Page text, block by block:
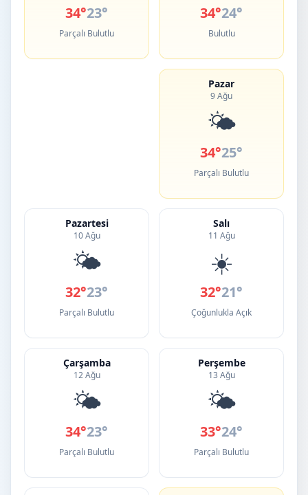
34°23°
Parçalı Bulutlu
34°24°
Bulutlu
Pazar
9 Ağu
🌤️
34°25°
Parçalı Bulutlu
Pazartesi
10 Ağu
🌤️
32°23°
Parçalı Bulutlu
Salı
11 Ağu
☀️
32°21°
Çoğunlukla Açık
Çarşamba
12 Ağu
🌤️
34°23°
Parçalı Bulutlu
Perşembe
13 Ağu
🌤️
33°24°
Parçalı Bulutlu